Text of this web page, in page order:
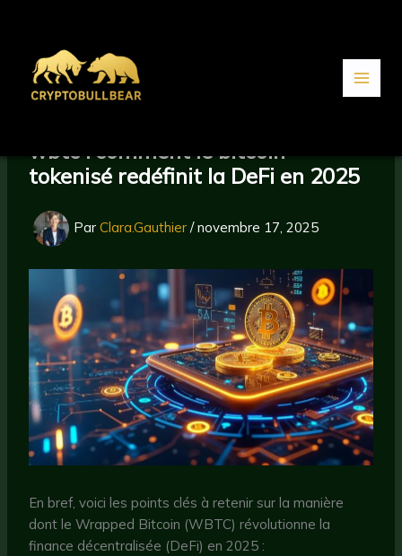
wbtc : comment le bitcoin
tokenisé redéfinit la DeFi en 2025
ParClara.Gauthier/novembre 17, 2025
En bref, voici les points clés à retenir sur la manière
dont le Wrapped Bitcoin (WBTC) révolutionne la
finance décentralisée (DeFi) en 2025 :